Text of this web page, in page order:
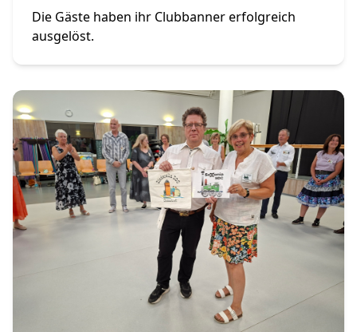
Die Gäste haben ihr Clubbanner erfolgreich
ausgelöst.